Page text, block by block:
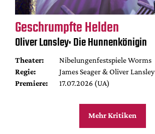
Geschrumpfte Helden
Oliver Lansley: Die Hunnenkönigin
Theater:
Nibelungenfestspiele Worms
Regie:
James Seager & Oliver Lansley
Premiere:
17.07.2026 (UA)
Mehr Kritiken